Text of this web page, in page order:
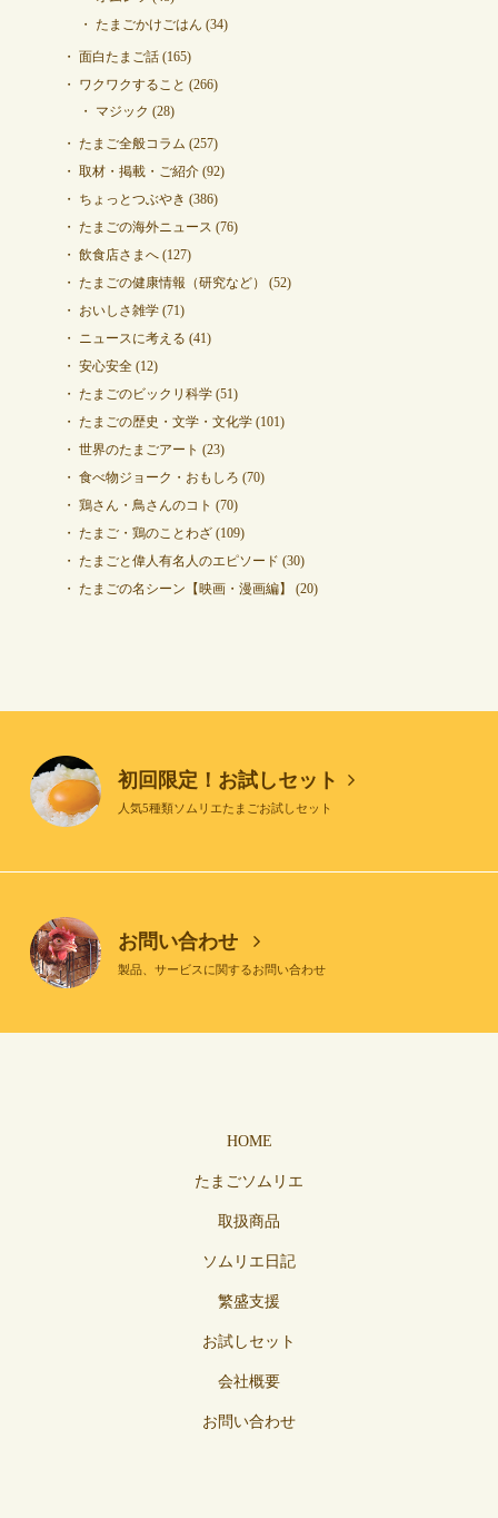
たまごかけごはん (34)
面白たまご話(165)
ワクワクすること (266)
マジック (28)
たまご全般コラム (257)
取材・掲載・ご紹介(92)
ちょっとつぶやき (386)
たまごの海外ニュース (76)
飲食店さまへ(127)
たまごの健康情報（研究など）
(52)
おいしさ雑学(71)
ニュースに考える (41)
安心安全(12)
たまごのビックリ科学(51)
たまごの歴史・文学・文化学(101)
世界のたまごアート (23)
食べ物ジョーク・おもしろ (70)
鶏さん・鳥さんのコト (70)
たまご・鶏のことわざ(109)
たまごと偉人有名人のエピソード (30)
たまごの名シーン【映画・漫画編】
(20)
初回限定！お試しセット
人気5種類ソムリエたまごお試しセット
お問い合わせ
製品、サービスに関するお問い合わせ
HOME
たまごソムリエ
取扱商品
ソムリエ日記
繁盛支援
お試しセット
会社概要
お問い合わせ